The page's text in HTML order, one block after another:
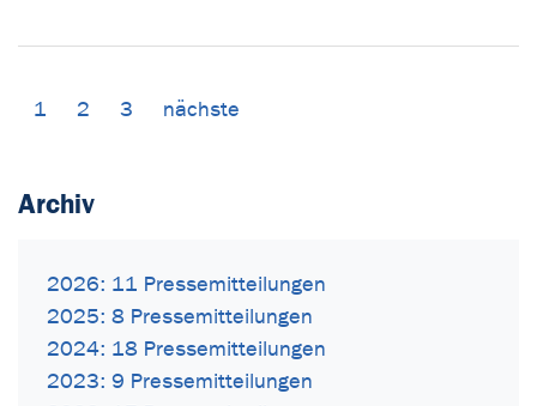
1 2 3 nächste
Archiv
2026: 11 Pressemitteilungen
2025: 8 Pressemitteilungen
2024: 18 Pressemitteilungen
2023: 9 Pressemitteilungen